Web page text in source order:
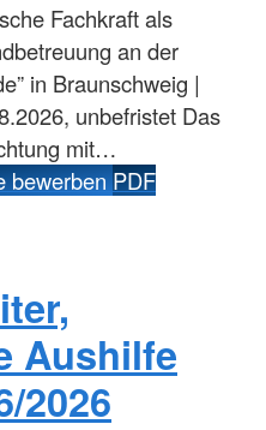
Fachkraft als
an der
in Braunschweig |
unbefristet Das
mit…
bewerbenPDF
Aushilfe
2026